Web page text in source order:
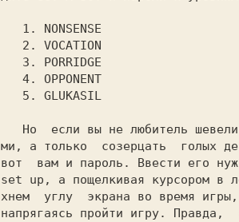
ми, а только  созерцать  голых
вот  вам и пароль. Ввести его
set up, а пощелкивая курсором в
хнем  углу  экрана во время
напрягаясь пройти игру. Правда,